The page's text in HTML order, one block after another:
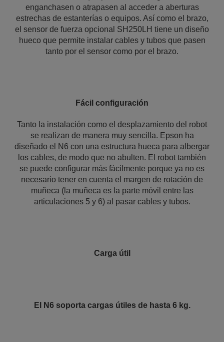
enganchasen o atrapasen al acceder a aberturas
estrechas de estanterías o equipos. Así como el brazo,
el sensor de fuerza opcional SH250LH tiene un diseño
hueco que permite instalar cables y tubos que pasen
tanto por el sensor como por el brazo.
Fácil configuración
Tanto la instalación como el desplazamiento del robot
se realizan de manera muy sencilla. Epson ha
diseñado el N6 con una estructura hueca para albergar
los cables, de modo que no abulten. El robot también
se puede configurar más fácilmente porque ya no es
necesario tener en cuenta el margen de rotación de
muñeca (la muñeca es la parte móvil entre las
articulaciones 5 y 6) al pasar cables y tubos.
Carga útil
El N6 soporta cargas útiles de hasta 6 kg.